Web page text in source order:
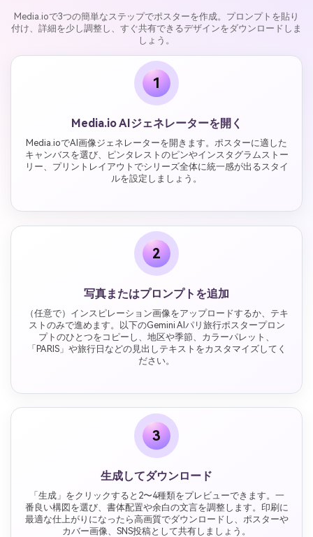
Media.ioで3つの簡単なステップでポスターを作成。プロンプトを貼り
付け、詳細を少し調整し、すぐ共有できるデザインをダウンロードしま
しょう。
1
Media.io AIジェネレーターを開く
Media.ioでAI画像ジェネレーターを開きます。ポスターに適した
キャンバスを選び、ピンタレストのピンやインスタグラムストー
リー、プリントレイアウトでシリーズ全体に統一感が出るスタイ
ルを設定しましょう。
2
写真またはプロンプトを追加
（任意で）インスピレーション画像をアップロードするか、テキ
ストのみで進めます。以下のGemini AIパリ旅行ポスタープロン
プトのひとつをコピーし、地区や季節、カラーパレット、
「PARIS」や旅行日などの見出しテキストをカスタマイズしてく
ださい。
3
生成してダウンロード
「生成」をクリックすると2〜4種類をプレビューできます。一
番良い構図を選び、書体配置や余白の文言を調整します。印刷に
最適な仕上がりになったら高画質でダウンロードし、ポスターや
カバー画像、SNS投稿として共有しましょう。